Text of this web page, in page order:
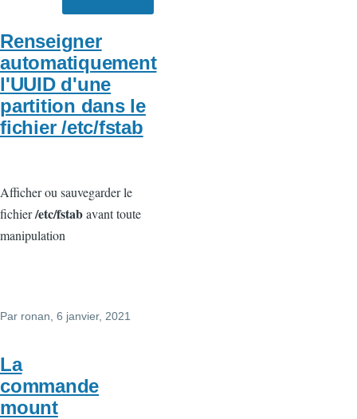
Renseigner
automatiquement
l'UUID d'une
partition dans le
fichier /etc/fstab
Afficher ou sauvegarder le
fichier/etc/fstabavant toute
manipulation
Par ronan , 6 janvier, 2021
La
commande
mount